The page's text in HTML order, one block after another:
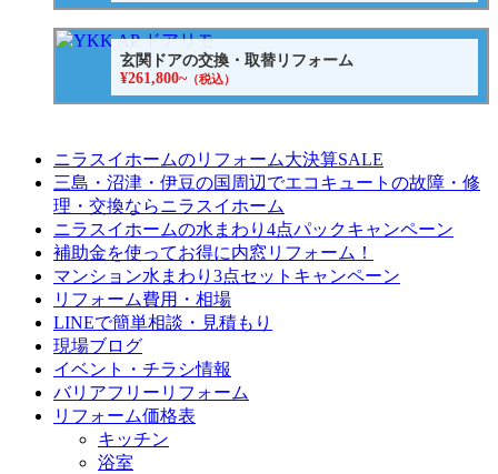
玄関ドアの交換・取替リフォーム
¥261,800~（税込）
ニラスイホームのリフォーム大決算SALE
三島・沼津・伊豆の国周辺でエコキュートの故障・修
理・交換ならニラスイホーム
ニラスイホームの水まわり4点パックキャンペーン
補助金を使ってお得に内窓リフォーム！
マンション水まわり3点セットキャンペーン
リフォーム費用・相場
LINEで簡単相談・見積もり
現場ブログ
イベント・チラシ情報
バリアフリーリフォーム
リフォーム価格表
キッチン
浴室